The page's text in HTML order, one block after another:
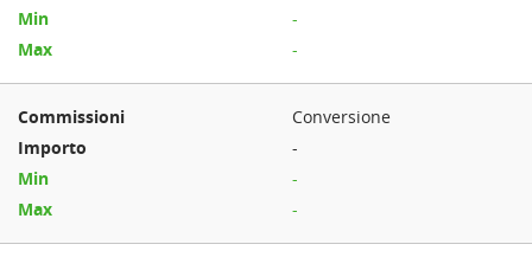
-
-
Conversione
-
-
-